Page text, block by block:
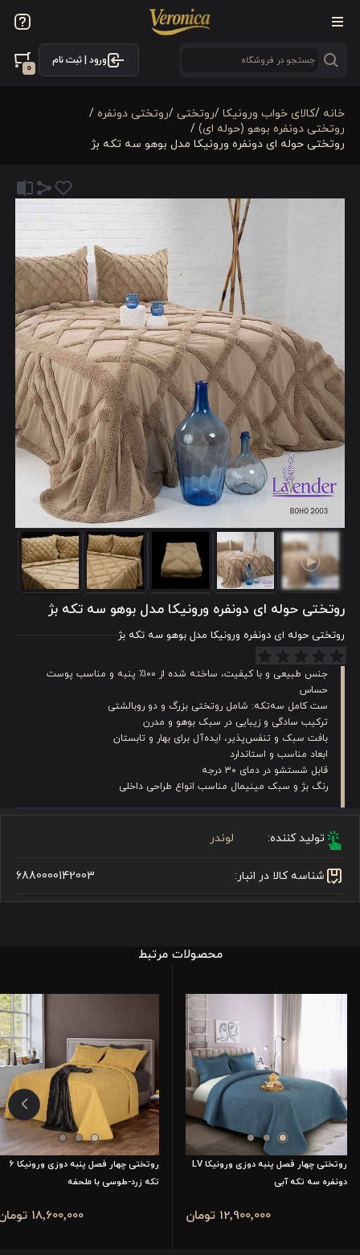
ورود | ثبت نام
0
خانه /کالای خواب ورونیکا /روتختی /روتختی دونفره /
روتختی دونفره بوهو (حوله ای) /
روتختی حوله ای دونفره ورونیکا مدل بوهو سه تکه بژ
روتختی حوله ای دونفره ورونیکا مدل بوهو سه تکه بژ
روتختی حوله ای دونفره ورونیکا مدل بوهو سه تکه بژ
جنس طبیعی و با کیفیت، ساخته شده از ۱۰۰٪ پنبه و مناسب پوست
حساس
ست کامل سه‌تکه: شامل روتختی بزرگ و دو روبالشتی
ترکیب سادگی و زیبایی در سبک بوهو و مدرن
بافت سبک و تنفس‌پذیر، ایده‌آل برای بهار و تابستان
ابعاد مناسب و استاندارد
قابل شستشو در دمای ۳۰ درجه
رنگ بژ و سبک مینیمال مناسب انواع طراحی داخلی
تولید کننده: لوندر
شناسه کالا در انبار: 6880000142003
محصولات مرتبط
روتختی چهار فصل پنبه دوزی ورونیکا LV
دونفره سه تکه آبی
12٬900٬000 تومان
روتختی چهار فصل پنبه دوزی ورونیکا 6
تکه زرد-طوسی با ملحفه
18٬600٬000 تومان